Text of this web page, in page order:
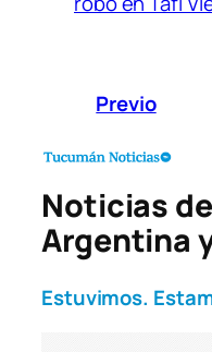
Previo
Noticias
Argentina
Estuvimos.